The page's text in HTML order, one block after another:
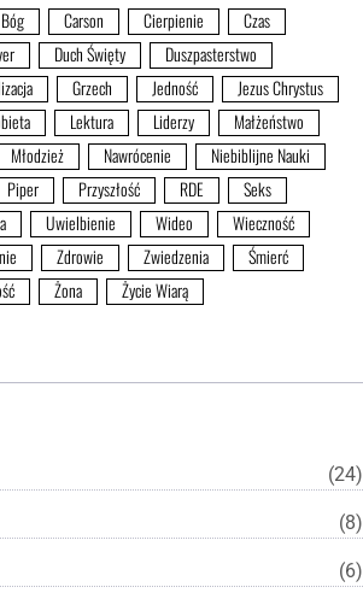
Bóg Carson Cierpienie
Czas
Duch Święty
Duszpasterstwo
Grzech Jedność
Jezus Chrystus
Lektura Liderzy
Małżeństwo
Młodzież Nawrócenie
Niebiblijne Nauki
Piper Przyszłość RDE
Seks
Uwielbienie Wideo
Wieczność
Zdrowie Zwiedzenia
Śmierć
Żona Życie Wiarą
(24)
(8)
(6)